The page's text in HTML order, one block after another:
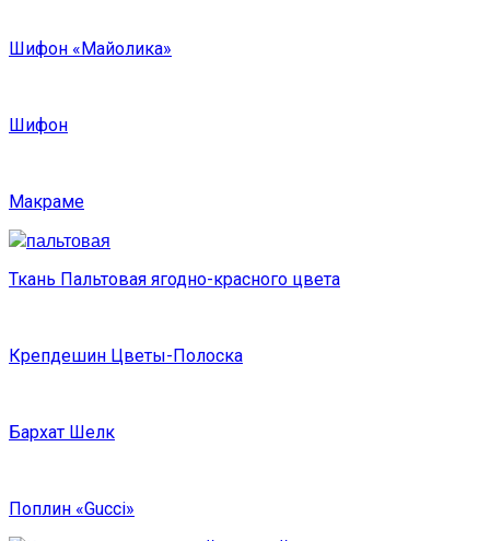
Шифон «Майолика»
Шифон
Макраме
Ткань Пальтовая ягодно-красного цвета
Крепдешин Цветы-Полоска
Бархат Шелк
Поплин «Gucci»